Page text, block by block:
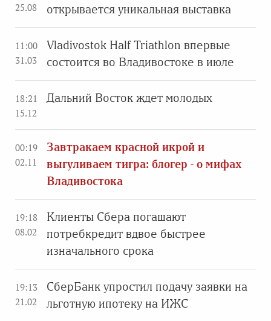
25.08
открывается уникальная выставка
11:00
31.03
Vladivostok Half Triathlon впервые
состоится во Владивостоке в июле
18:21
15.12
Дальний Восток ждет молодых
00:19
02.11
Завтракаем красной икрой и
выгуливаем тигра: блогер - о мифах
Владивостока
19:18
08.02
Клиенты Сбера погашают
потребкредит вдвое быстрее
изначального срока
19:13
21.02
СберБанк упростил подачу заявки на
льготную ипотеку на ИЖС